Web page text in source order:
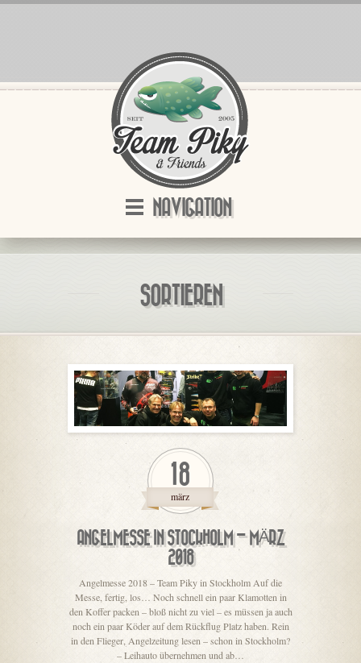
NAVIGATION
SORTIEREN
18
märz
ANGELMESSE IN STOCKHOLM – MÄRZ
2018
Angelmesse 2018 – Team Piky in Stockholm Auf die
Messe, fertig, los… Noch schnell ein paar Klamotten in
den Koffer packen – bloß nicht zu viel – es müssen ja auch
noch ein paar Köder auf dem Rückflug Platz haben. Rein
in den Flieger, Angelzeitung lesen – schon in Stockholm?
– Leihauto übernehmen und ab…